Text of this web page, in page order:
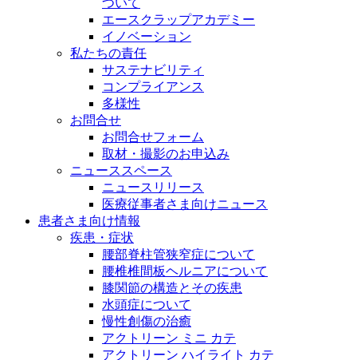
ついて
エースクラップアカデミー
イノベーション
私たちの責任
サステナビリティ
コンプライアンス
多様性
お問合せ
お問合せフォーム
取材・撮影のお申込み
ニューススペース
ニュースリリース
医療従事者さま向けニュース
患者さま向け情報
疾患・症状
腰部脊柱管狭窄症について
腰椎椎間板ヘルニアについて
膝関節の構造とその疾患
水頭症について
慢性創傷の治癒
アクトリーン ミニ カテ
アクトリーン ハイライト カテ